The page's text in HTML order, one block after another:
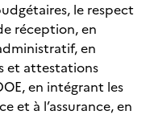
le respect
réception, en
en
et attestations
en intégrant les
et à l’assurance, en